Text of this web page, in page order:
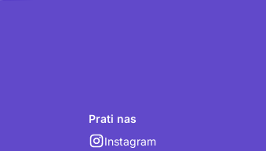
Prati nas
Instagram